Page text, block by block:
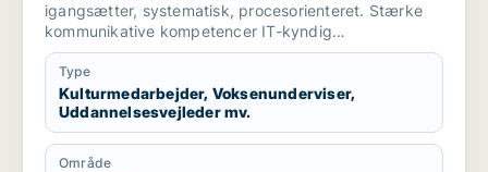
igangsætter, systematisk, procesorienteret. Stærke
kommunikative kompetencer IT-kyndig
udviklingsorienteret
Type
Kulturmedarbejder, Voksenunderviser,
Uddannelsesvejleder mv.
Område